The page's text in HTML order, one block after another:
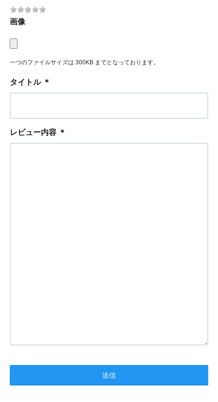
画像
一つのファイルサイズは 300KB までとなっております。
タイトル ＊
レビュー内容 ＊